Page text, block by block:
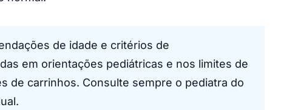
de idade e critérios de
em orientações pediátricas e nos limites de
de carrinhos. Consulte sempre o pediatra do